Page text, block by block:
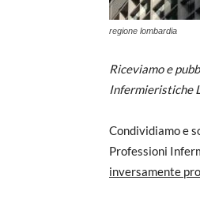
regione lombardia
Riceviamo e
Infermieristiche
Condividiamo e
Professioni
inversamente